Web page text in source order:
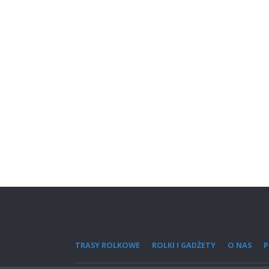
TRASY ROLKOWE ROLKI I GADŻETY O NAS